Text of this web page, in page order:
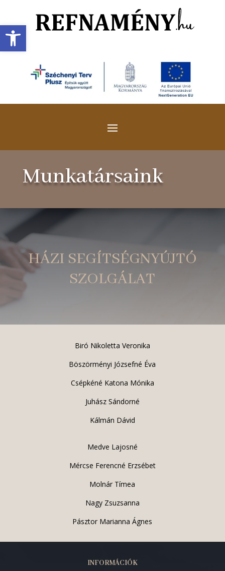
Eszköztár megnyitása
Munkatársaink
HÁZI SEGÍTSÉGNYÚJTÓ
SZOLGÁLAT
Biró Nikoletta Veronika
Böszörményi Józsefné Éva
Csépkéné Katona Mónika
Juhász Sándorné
Kálmán Dávid
Medve Lajosné
Mércse Ferencné Erzsébet
Molnár Tímea
Nagy Zsuzsanna
Pásztor Marianna Ágnes
INFORMÁCIÓK